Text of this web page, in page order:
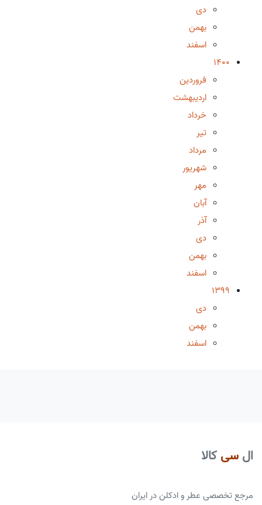
دی
بهمن
اسفند
1400
فروردین
اردیبهشت
خرداد
تیر
مرداد
شهریور
مهر
آبان
آذر
دی
بهمن
اسفند
1399
دی
بهمن
اسفند
ال سی کالا
مرجع تخصصی عطر و ادکلن در ایران